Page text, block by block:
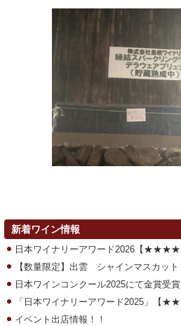
新着ワイン情報
日本ワイナリーアワード2026【★★★★
【数量限定】出雲 シャインマスカッ
日本ワインコンクール2025にて金賞受賞
「日本ワイナリーアワード2025」【
イベント出店情報！！